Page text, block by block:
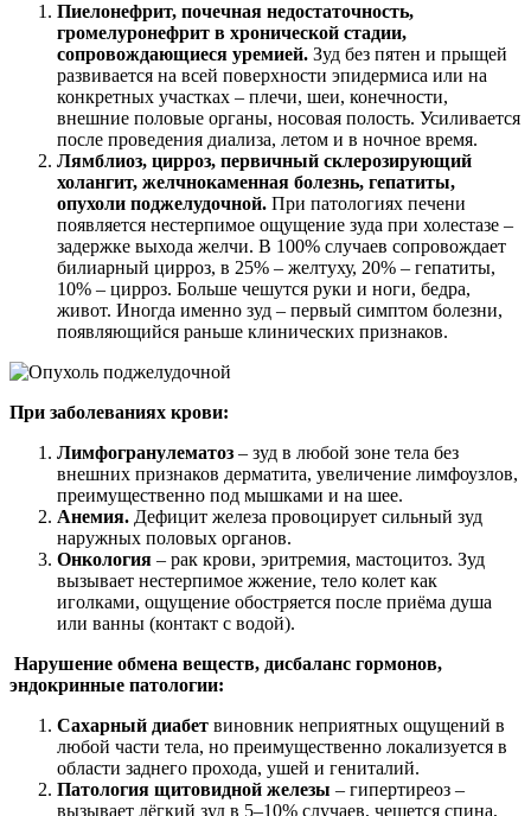
Пиелонефрит, почечная недостаточность,
громелуронефрит в хронической стадии,
сопровождающиеся уремией. Зуд без пятен и прыщей
развивается на всей поверхности эпидермиса или на
конкретных участках – плечи, шеи, конечности,
внешние половые органы, носовая полость. Усиливается
после проведения диализа, летом и в ночное время.
Лямблиоз, цирроз, первичный склерозирующий
холангит, желчнокаменная болезнь, гепатиты,
опухоли поджелудочной. При патологиях печени
появляется нестерпимое ощущение зуда при холестазе –
задержке выхода желчи. В 100% случаев сопровождает
билиарный цирроз, в 25% – желтуху, 20% – гепатиты,
10% – цирроз. Больше чешутся руки и ноги, бедра,
живот. Иногда именно зуд – первый симптом болезни,
появляющийся раньше клинических признаков.
При заболеваниях крови:
Лимфогранулематоз – зуд в любой зоне тела без
внешних признаков дерматита, увеличение лимфоузлов,
преимущественно под мышками и на шее.
Анемия. Дефицит железа провоцирует сильный зуд
наружных половых органов.
Онкология – рак крови, эритремия, мастоцитоз. Зуд
вызывает нестерпимое жжение, тело колет как
иголками, ощущение обостряется после приёма душа
или ванны (контакт с водой).
Нарушение обмена веществ, дисбаланс гормонов,
эндокринные патологии:
Сахарный диабет виновник неприятных ощущений в
любой части тела, но преимущественно локализуется в
области заднего прохода, ушей и гениталий.
Патология щитовидной железы – гипертиреоз –
вызывает лёгкий зуд в 5–10% случаев, чешется спина,